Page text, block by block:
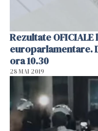
Rezultate
europarlamentare.
ora 10.30
28 MAI 2019